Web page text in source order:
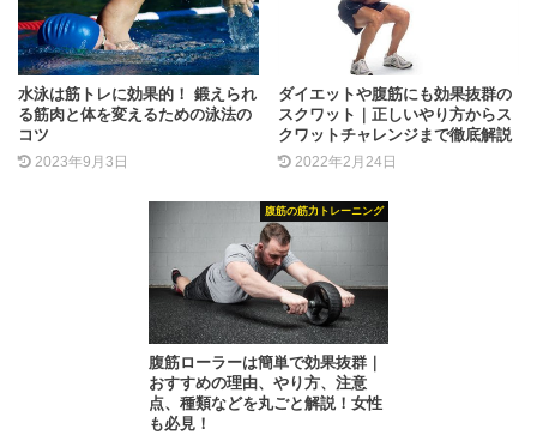
水泳は筋トレに効果的！ 鍛えられ
る筋肉と体を変えるための泳法の
コツ
2023年9月3日
ダイエットや腹筋にも効果抜群の
スクワット｜正しいやり方からス
クワットチャレンジまで徹底解説
2022年2月24日
腹筋の筋力トレーニング
腹筋ローラーは簡単で効果抜群｜
おすすめの理由、やり方、注意
点、種類などを丸ごと解説！女性
も必見！